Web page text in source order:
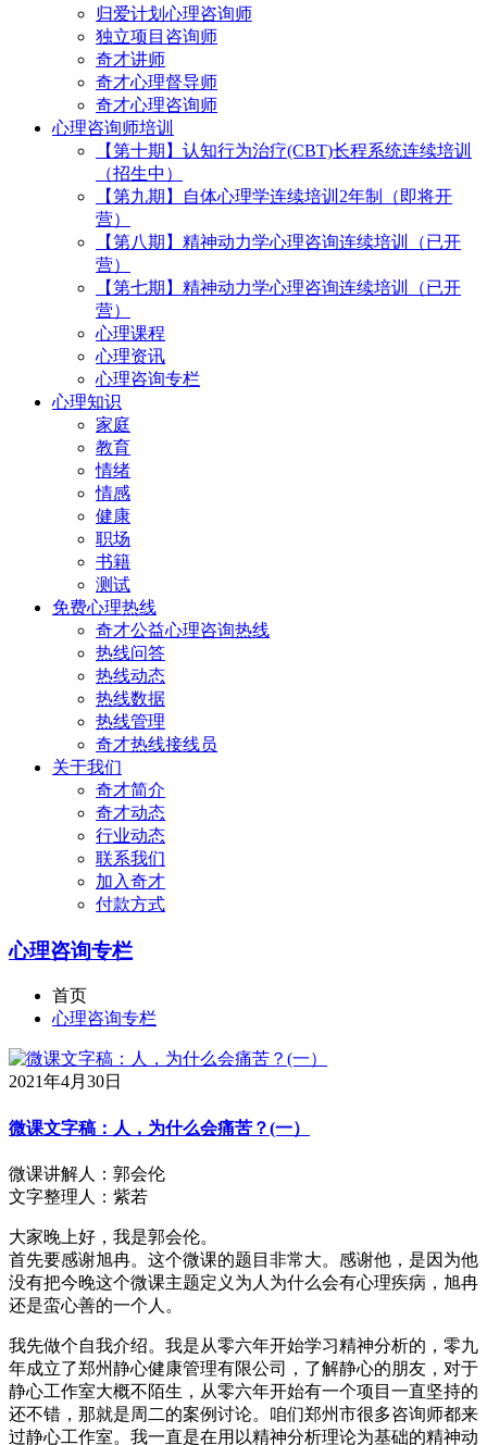
归爱计划心理咨询师
独立项目咨询师
奇才讲师
奇才心理督导师
奇才心理咨询师
心理咨询师培训
【第十期】认知行为治疗(CBT)长程系统连续培训
（招生中）
【第九期】自体心理学连续培训2年制（即将开
营）
【第八期】精神动力学心理咨询连续培训（已开
营）
【第七期】精神动力学心理咨询连续培训（已开
营）
心理课程
心理资讯
心理咨询专栏
心理知识
家庭
教育
情绪
情感
健康
职场
书籍
测试
免费心理热线
奇才公益心理咨询热线
热线问答
热线动态
热线数据
热线管理
奇才热线接线员
关于我们
奇才简介
奇才动态
行业动态
联系我们
加入奇才
付款方式
心理咨询专栏
首页
心理咨询专栏
2021年4月30日
微课文字稿：人，为什么会痛苦？(一）
微课讲解人：郭会伦
文字整理人：紫若
大家晚上好，我是郭会伦。
首先要感谢旭冉。这个微课的题目非常大。感谢他，是因为他
没有把今晚这个微课主题定义为人为什么会有心理疾病，旭冉
还是蛮心善的一个人。
我先做个自我介绍。我是从零六年开始学习精神分析的，零九
年成立了郑州静心健康管理有限公司，了解静心的朋友，对于
静心工作室大概不陌生，从零六年开始有一个项目一直坚持的
还不错，那就是周二的案例讨论。咱们郑州市很多咨询师都来
过静心工作室。我一直是在用以精神分析理论为基础的精神动